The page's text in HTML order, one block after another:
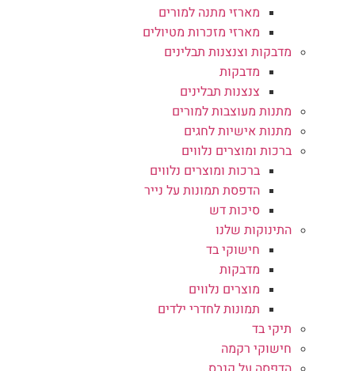
מארזי מתנה למורים
מארזי מזכרות מטיולים
מדבקות וצנצנות תבלינים
מדבקות
צנצנות תבלינים
מתנות מעוצבות למורים
מתנות אישיות לחגים
ברכות ומוצרים נלווים
ברכות ומוצרים נלווים
הדפסת תמונות על נייר
סיכות דש
התינוקות שלנו
חישוקי בד
מדבקות
מוצרים נלווים
תמונות לחדרי ילדים
תיקי בד
חישוקי רקמה